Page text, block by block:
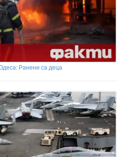
Ранени са деца